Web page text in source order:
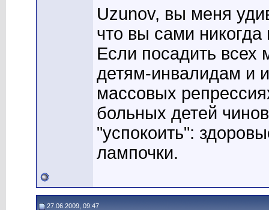
Uzunov, вы меня
что вы сами
Если посадить всех
детям-инвалидам и
массовых
больных детей
"успокоить":
лампочки.
27.06.2009, 09:47